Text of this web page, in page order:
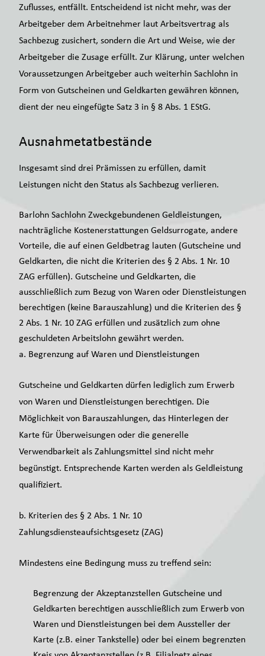
Zuflusses, entfällt. Entscheidend ist nicht mehr, was der
Arbeitgeber dem Arbeitnehmer laut Arbeitsvertrag als
Sachbezug zusichert, sondern die Art und Weise, wie der
Arbeitgeber die Zusage erfüllt. Zur Klärung, unter welchen
Voraussetzungen Arbeitgeber auch weiterhin Sachlohn in
Form von Gutscheinen und Geldkarten gewähren können,
dient der neu eingefügte Satz 3 in § 8 Abs. 1 EStG.
Ausnahmetatbestände
Insgesamt sind drei Prämissen zu erfüllen, damit
Leistungen nicht den Status als Sachbezug verlieren.
Barlohn Sachlohn Zweckgebundenen Geldleistungen,
nachträgliche Kostenerstattungen Geldsurrogate, andere
Vorteile, die auf einen Geldbetrag lauten (Gutscheine und
Geldkarten, die nicht die Kriterien des § 2 Abs. 1 Nr. 10
ZAG erfüllen). Gutscheine und Geldkarten, die
ausschließlich zum Bezug von Waren oder Dienstleistungen
berechtigen (keine Barauszahlung) und die Kriterien des §
2 Abs. 1 Nr. 10 ZAG erfüllen und zusätzlich zum ohne
geschuldeten Arbeitslohn gewährt werden.
a. Begrenzung auf Waren und Dienstleistungen
Gutscheine und Geldkarten dürfen lediglich zum Erwerb
von Waren und Dienstleistungen berechtigen. Die
Möglichkeit von Barauszahlungen, das Hinterlegen der
Karte für Überweisungen oder die generelle
Verwendbarkeit als Zahlungsmittel sind nicht mehr
begünstigt. Entsprechende Karten werden als Geldleistung
qualifiziert.
b. Kriterien des § 2 Abs. 1 Nr. 10
Zahlungsdiensteaufsichtsgesetz (ZAG)
Mindestens eine Bedingung muss zu treffend sein:
Begrenzung der Akzeptanzstellen Gutscheine und
Geldkarten berechtigen ausschließlich zum Erwerb von
Waren und Dienstleistungen bei dem Aussteller der
Karte (z.B. einer Tankstelle) oder bei einem begrenzten